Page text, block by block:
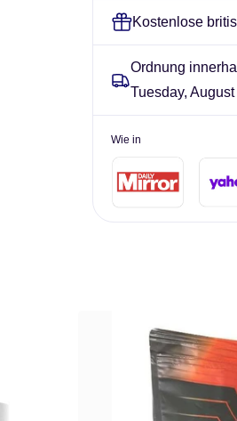
Kostenlose
Ordnung
Tuesday, August
Wie in